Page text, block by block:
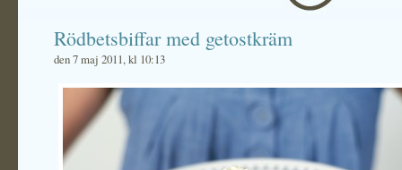
Rödbetsbiffar med getostkräm
den 7 maj 2011, kl 10:13